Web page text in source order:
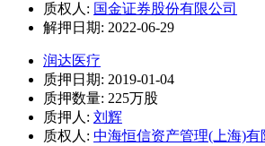
质权人: 国金证券股份有限公司
解押日期: 2022-06-29
润达医疗
质押日期: 2019-01-04
质押数量: 225万股
质押人: 刘辉
质权人: 中海恒信资产管理(上海)有